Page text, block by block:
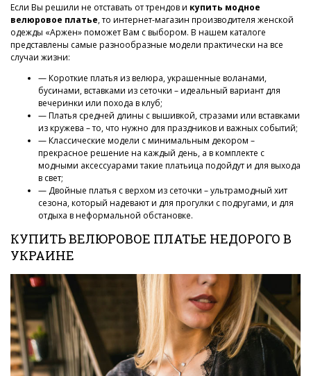
Если Вы решили не отставать от трендов и купить модное
велюровое платье, то интернет-магазин производителя женской
одежды «Аржен» поможет Вам с выбором. В нашем каталоге
представлены самые разнообразные модели практически на все
случаи жизни:
— Короткие платья из велюра, украшенные воланами,
бусинами, вставками из сеточки – идеальный вариант для
вечеринки или похода в клуб;
— Платья средней длины с вышивкой, стразами или вставками
из кружева – то, что нужно для праздников и важных событий;
— Классические модели с минимальным декором –
прекрасное решение на каждый день, а в комплекте с
модными аксессуарами такие платьица подойдут и для выхода
в свет;
— Двойные платья с верхом из сеточки – ультрамодный хит
сезона, который надевают и для прогулки с подругами, и для
отдыха в неформальной обстановке.
КУПИТЬ ВЕЛЮРОВОЕ ПЛАТЬЕ НЕДОРОГО В
УКРАИНЕ